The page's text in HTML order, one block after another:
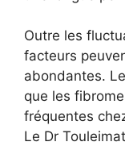
Outre les
facteurs
abondantes.
que les
fréquentes
Le Dr